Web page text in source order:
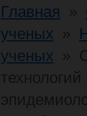
Главная
ученых
ученых